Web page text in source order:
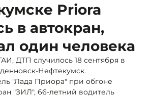
Priora
в автокран,
один человека
ДТП случилось 18 сентября в
Нефтекумск.
"Лада Приора" при обгоне
"ЗИЛ", 66-летний водитель